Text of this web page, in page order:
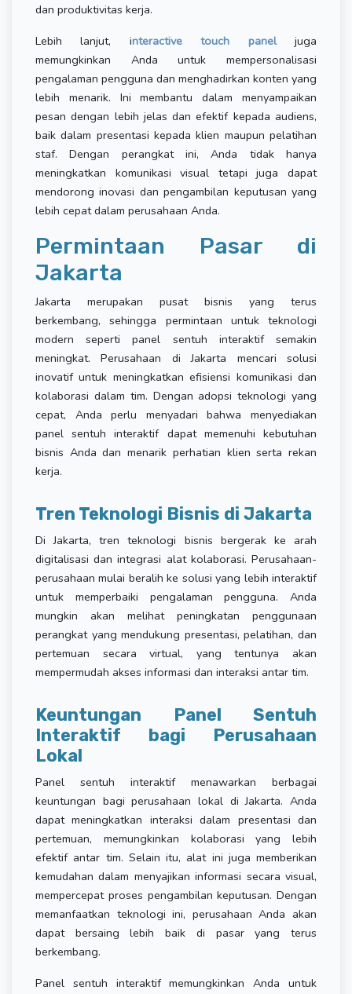
dan produktivitas kerja.
Lebih lanjut, interactive touch paneljuga
memungkinkan Anda untuk mempersonalisasi
pengalaman pengguna dan menghadirkan konten yang
lebih menarik. Ini membantu dalam menyampaikan
pesan dengan lebih jelas dan efektif kepada audiens,
baik dalam presentasi kepada klien maupun pelatihan
staf. Dengan perangkat ini, Anda tidak hanya
meningkatkan komunikasi visual tetapi juga dapat
mendorong inovasi dan pengambilan keputusan yang
lebih cepat dalam perusahaan Anda.
Permintaan Pasar di
Jakarta
Jakarta merupakan pusat bisnis yang terus
berkembang, sehingga permintaan untuk teknologi
modern seperti panel sentuh interaktif semakin
meningkat. Perusahaan di Jakarta mencari solusi
inovatif untuk meningkatkan efisiensi komunikasi dan
kolaborasi dalam tim. Dengan adopsi teknologi yang
cepat, Anda perlu menyadari bahwa menyediakan
panel sentuh interaktif dapat memenuhi kebutuhan
bisnis Anda dan menarik perhatian klien serta rekan
kerja.
Tren Teknologi Bisnis di Jakarta
Di Jakarta, tren teknologi bisnis bergerak ke arah
digitalisasi dan integrasi alat kolaborasi. Perusahaan-
perusahaan mulai beralih ke solusi yang lebih interaktif
untuk memperbaiki pengalaman pengguna. Anda
mungkin akan melihat peningkatan penggunaan
perangkat yang mendukung presentasi, pelatihan, dan
pertemuan secara virtual, yang tentunya akan
mempermudah akses informasi dan interaksi antar tim.
Keuntungan Panel Sentuh
Interaktif bagi Perusahaan
Lokal
Panel sentuh interaktif menawarkan berbagai
keuntungan bagi perusahaan lokal di Jakarta. Anda
dapat meningkatkan interaksi dalam presentasi dan
pertemuan, memungkinkan kolaborasi yang lebih
efektif antar tim. Selain itu, alat ini juga memberikan
kemudahan dalam menyajikan informasi secara visual,
mempercepat proses pengambilan keputusan. Dengan
memanfaatkan teknologi ini, perusahaan Anda akan
dapat bersaing lebih baik di pasar yang terus
berkembang.
Panel sentuh interaktif memungkinkan Anda untuk